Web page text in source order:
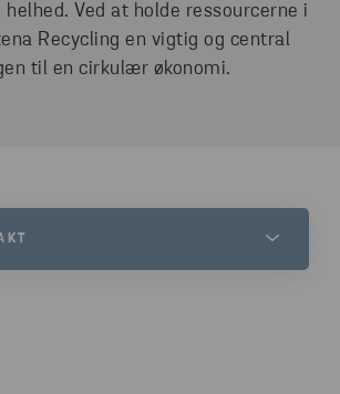
Ved at holde ressourcerne i
Recycling en vigtig og central
til en cirkulær økonomi.